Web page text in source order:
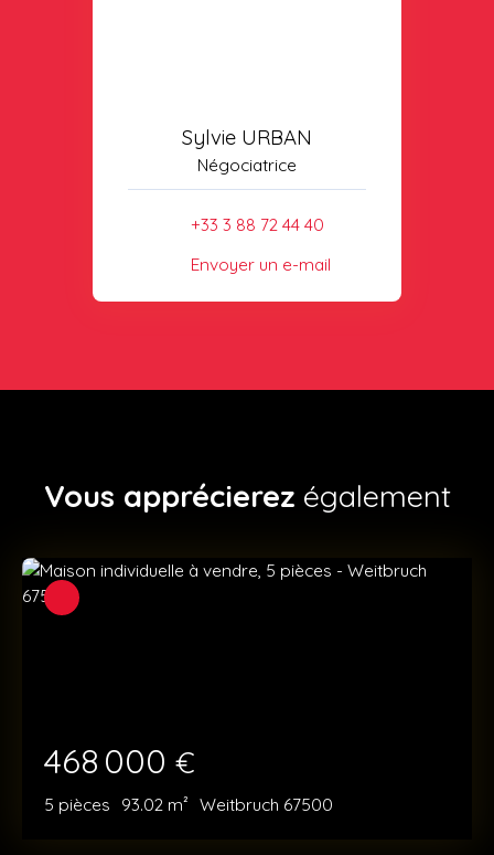
Sylvie URBAN
Négociatrice
+33 3 88 72 44 40
Envoyer un e-mail
Vous apprécierez également
468 000 €
5 pièces 93.02 m² Weitbruch 67500